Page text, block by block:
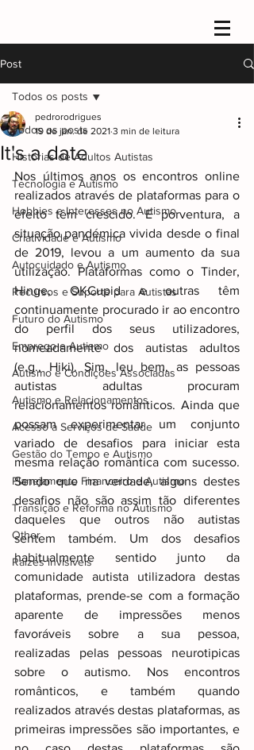
Post
Todos os posts
Histórias de Adultos Autistas
Tecnologia e Autismo
Hobbies e Interesses no Autismo
Criatividade e Autismo
Autocuidado e Autismo
Recursos e Suporte para Autistas
Futuro do Autismo
Emprego e Autismo
Autismo e Condições Associadas
Autismo e Relacionamentos
Acesso a Serviços de Saúde
Gestão do Tempo e Autismo
Planejamento Financeiro e Autismo
Transição e Reforma no Autismo
Other
Raizes invisiveis
Todos os posts
It's a date
pedrorodrigues
19 de jan. de 2021 3 min de leitura
Nos últimos anos os encontros online
realizados através de plataformas para o
efeito têm crescido. E porventura, a
situação pandémica vivida desde o final
de 2019, levou a um aumento da sua
utilização. Plataformas como o Tinder,
Hinge, OKCupid e outras têm
continuamente procurado ir ao encontro
do perfil dos seus utilizadores,
nomeadamente dos autistas adultos
(e.g., Hiki). Sim, leu bem, as pessoas
autistas adultas procuram
relacionamentos românticos. Ainda que
possam experimentar um conjunto
variado de desafios para iniciar esta
mesma relação romântica com sucesso.
Sendo que na verdade, alguns destes
desafios não são assim tão diferentes
daqueles que outros não autistas
sentem também. Um dos desafios
habitualmente sentido junto da
comunidade autista utilizadora destas
plataformas, prende-se com a formação
aparente de impressões menos
favoráveis sobre a sua pessoa,
realizadas pelas pessoas neurotipicas
sobre o autismo. Nos encontros
românticos, e também quando
realizados através destas plataformas, as
primeiras impressões são importantes, e